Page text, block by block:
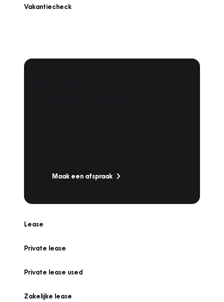
Vakantiecheck
Maak een afspraak
Lease
Private lease
Private lease used
Zakelijke lease